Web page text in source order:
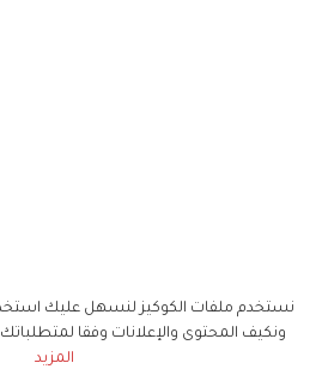
نستخدم ملفات الكوكيز لنسهل عليك
ونكيف المحتوى والإعلانات وفقا
المزيد